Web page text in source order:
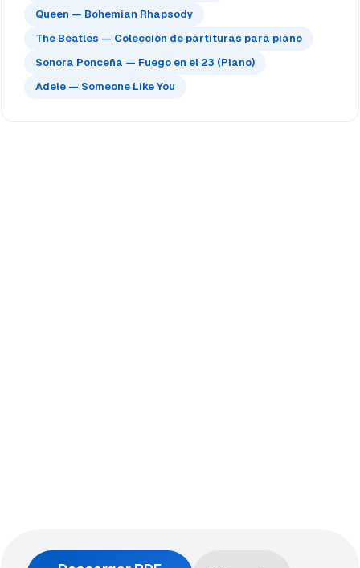
Queen — Bohemian Rhapsody
The Beatles — Colección de partituras para piano
Sonora Ponceña — Fuego en el 23 (Piano)
Adele — Someone Like You